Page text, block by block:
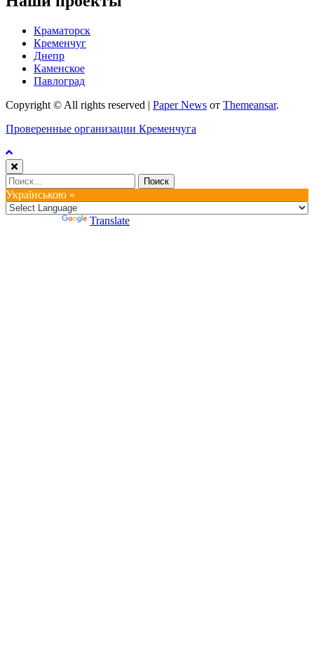
Краматорск
Кременчуг
Днепр
Каменское
Павлоград
Copyright © All rights reserved | Paper News от Themeansar.
Проверенные организации Кременчуга
Найти:
Українською »
Translate